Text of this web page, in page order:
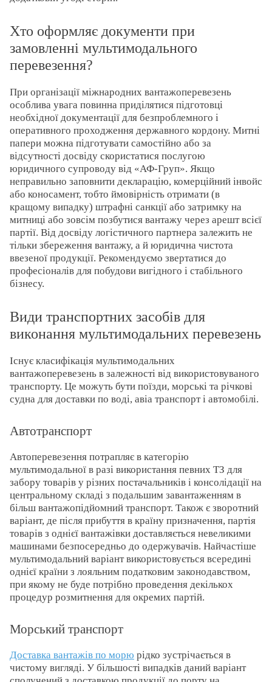
Хто оформляє документи при
замовленні мультимодального
перевезення?
При організації міжнародних вантажоперевезень
особлива увага повинна приділятися підготовці
необхідної документації для безпроблемного і
оперативного проходження державного кордону. Митні
папери можна підготувати самостійно або за
відсутності досвіду скористатися послугою
юридичного супроводу від «АФ-Груп». Якщо
неправильно заповнити декларацію, комерційний інвойс
або коносамент, тобто ймовірність отримати (в
кращому випадку) штрафні санкції або затримку на
митниці або зовсім позбутися вантажу через арешт всієї
партії. Від досвіду логістичного партнера залежить не
тільки збереження вантажу, а й юридична чистота
ввезеної продукції. Рекомендуємо звертатися до
професіоналів для побудови вигідного і стабільного
бізнесу.
Види транспортних засобів для
виконання мультимодальних перевезень
Існує класифікація мультимодальних
вантажоперевезень в залежності від використовуваного
транспорту. Це можуть бути поїзди, морські та річкові
судна для доставки по воді, авіа транспорт і автомобілі.
Автотранспорт
Автоперевезення потрапляє в категорію
мультимодальної в разі використання певних ТЗ для
забору товарів у різних постачальників і консолідації на
центральному складі з подальшим завантаженням в
більш вантажопідйомний транспорт. Також є зворотний
варіант, де після прибуття в країну призначення, партія
товарів з однієї вантажівки доставляється невеликими
машинами безпосередньо до одержувачів. Найчастіше
мультимодальний варіант використовується всередині
однієї країни з лояльним податковим законодавством,
при якому не буде потрібно проведення декількох
процедур розмитнення для окремих партій.
Морський транспорт
Доставка вантажів по морю рідко зустрічається в
чистому вигляді. У більшості випадків даний варіант